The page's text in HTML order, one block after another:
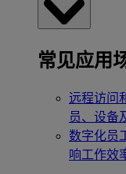
常见应用
远程访问
员、设备
数字化员
响工作效